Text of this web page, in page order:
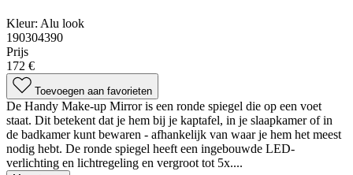
Kleur: Alu look
190304390
Prijs
172 €
Toevoegen aan favorieten
De Handy Make-up Mirror is een ronde spiegel die op een voet
staat. Dit betekent dat je hem bij je kaptafel, in je slaapkamer of in
de badkamer kunt bewaren - afhankelijk van waar je hem het meest
nodig hebt. De ronde spiegel heeft een ingebouwde LED-
verlichting en lichtregeling en vergroot tot 5x....